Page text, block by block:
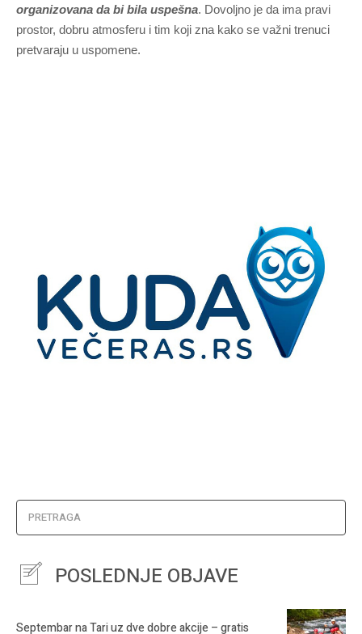
organizovana da bi bila uspešna. Dovoljno je da ima pravi
prostor, dobru atmosferu i tim koji zna kako se važni trenuci
pretvaraju u uspomene.
PRETRAGA
POSLEDNJE OBJAVE
Septembar na Tari uz dve dobre akcije – gratis